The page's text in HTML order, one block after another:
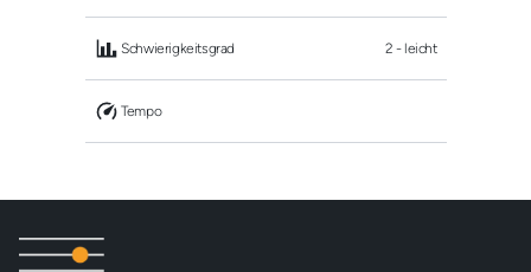
Schwierigkeitsgrad 2 - leicht
Tempo